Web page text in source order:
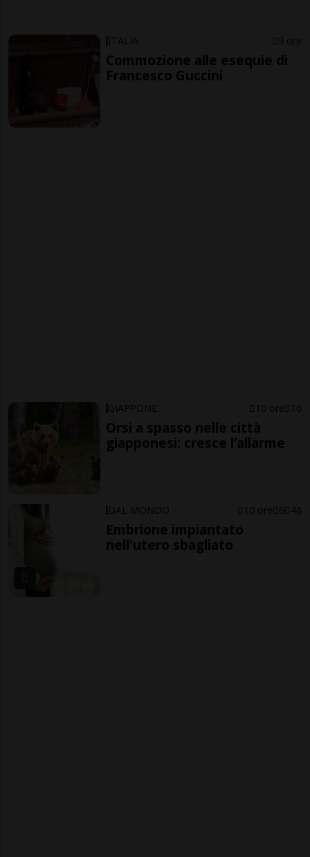
ITALIA 9 ore
Commozione alle esequie di
Francesco Guccini
GIAPPONE 10 ore 16
Orsi a spasso nelle città
giapponesi: cresce l’allarme
DAL MONDO 10 ore 6 48
Embrione impiantato
nell'utero sbagliato